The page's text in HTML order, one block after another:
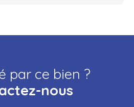
par ce bien ?
nous